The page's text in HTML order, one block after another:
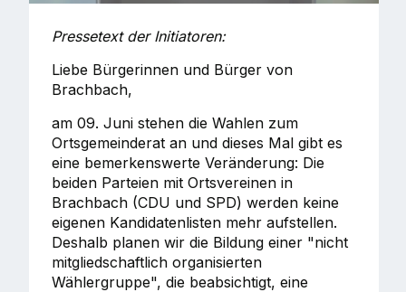
Pressetext der Initiatoren:
Liebe Bürgerinnen und Bürger von
Brachbach,
am 09. Juni stehen die Wahlen zum
Ortsgemeinderat an und dieses Mal gibt es
eine bemerkenswerte Veränderung: Die
beiden Parteien mit Ortsvereinen in
Brachbach (CDU und SPD) werden keine
eigenen Kandidatenlisten mehr aufstellen.
Deshalb planen wir die Bildung einer "nicht
mitgliedschaftlich organisierten
Wählergruppe", die beabsichtigt, eine